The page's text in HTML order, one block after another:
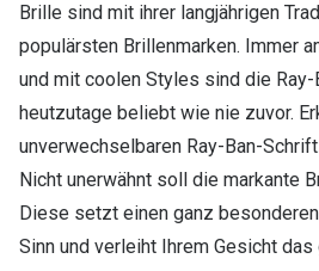
Brillenetuis
Brillenkettchen
Brille sind mit ihrer langjährigen
populärsten Brillenmarken. Immer
und mit coolen Styles sind die
heutzutage beliebt wie nie zuvor.
unverwechselbaren Ray-Ban-
Nicht unerwähnt soll die markante
Diese setzt einen ganz
Sinn und verleiht Ihrem Gesicht